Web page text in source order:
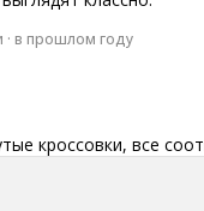
· в прошлом году
кроссовки, все